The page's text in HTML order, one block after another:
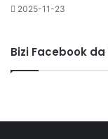
2025-11-23
Bizi Facebook da